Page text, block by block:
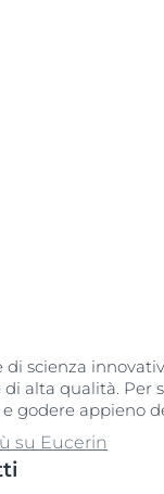
di scienza
di alta qualità. Per
godere appieno
su Eucerin